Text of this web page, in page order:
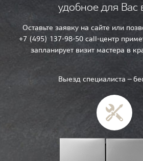
удобное для Вас
Оставьте заявку на сайте или
+7 (495) 137-98-50 call-центр
запланирует визит мастера в
Выезд специалиста —